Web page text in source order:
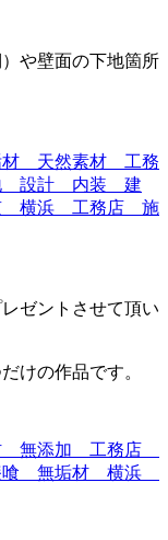
や壁面の下地箇所
ゼントさせて頂い
けの作品です。